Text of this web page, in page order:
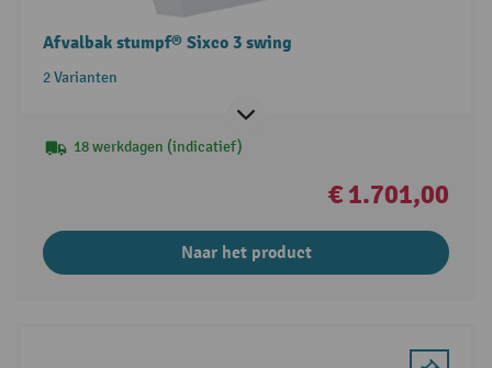
Afvalbak stumpf® Sixco 3 swing
2 Varianten
18 werkdagen (indicatief)
€ 1.701,00
Naar het product